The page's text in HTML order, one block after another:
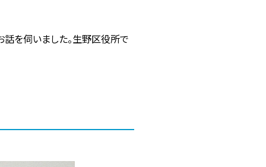
を伺いました。生野区役所で